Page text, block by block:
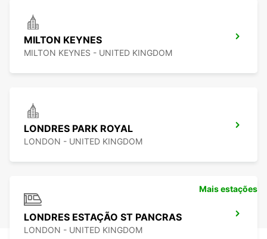
MILTON KEYNES
MILTON KEYNES - UNITED KINGDOM
LONDRES PARK ROYAL
LONDON - UNITED KINGDOM
LONDRES ESTAÇÃO ST PANCRAS
LONDON - UNITED KINGDOM
Mais estações